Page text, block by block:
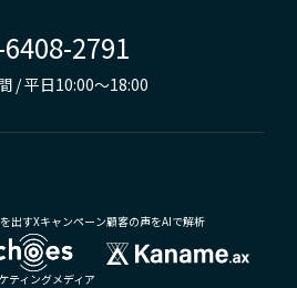
2791
/ 平日10:00～18:00
出すXキャンペーン顧客の声をAIで解析
ティングメディア